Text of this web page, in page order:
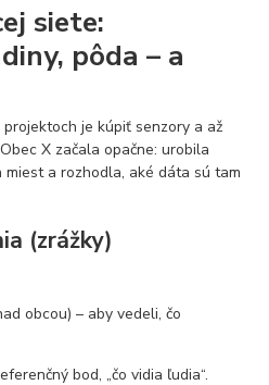
siete:
pôda – a
je kúpiť senzory a až
X začala opačne: urobila
a rozhodla, aké dáta sú tam
(zrážky)
obcou) – aby vedeli, čo
bod, „čo vidia ľudia“.